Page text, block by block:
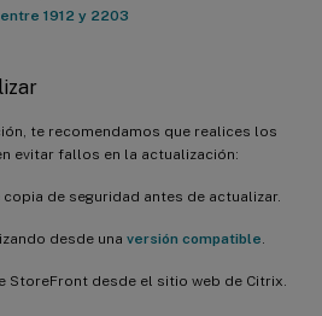
1912 y 2203
te recomendamos que realices los
evitar fallos en la actualización:
de seguridad antes de actualizar.
desde una versión compatible
StoreFront desde el sitio web de Citrix.